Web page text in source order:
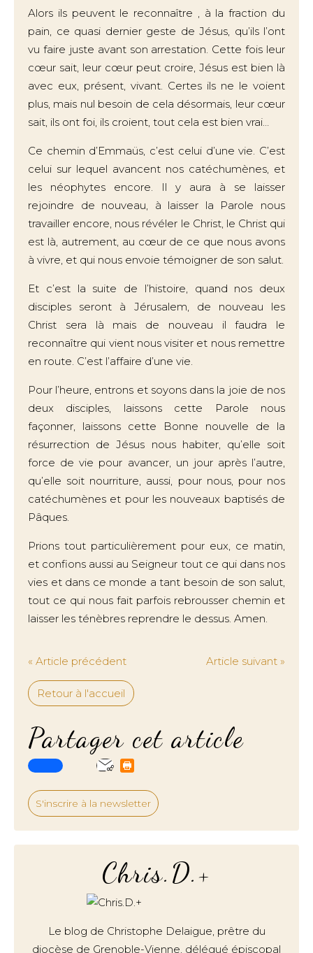
Alors ils peuvent le reconnaître , à la fraction du
pain, ce quasi dernier geste de Jésus, qu’ils l’ont
vu faire juste avant son arrestation. Cette fois leur
cœur sait, leur cœur peut croire, Jésus est bien là
avec eux, présent, vivant. Certes ils ne le voient
plus, mais nul besoin de cela désormais, leur cœur
sait, ils ont foi, ils croient, tout cela est bien vrai…
Ce chemin d’Emmaüs, c’est celui d’une vie. C’est
celui sur lequel avancent nos catéchumènes, et
les néophytes encore. Il y aura à se laisser
rejoindre de nouveau, à laisser la Parole nous
travailler encore, nous révéler le Christ, le Christ qui
est là, autrement, au cœur de ce que nous avons
à vivre, et qui nous envoie témoigner de son salut.
Et c’est la suite de l’histoire, quand nos deux
disciples seront à Jérusalem, de nouveau les
Christ sera là mais de nouveau il faudra le
reconnaître qui vient nous visiter et nous remettre
en route. C’est l’affaire d’une vie.
Pour l’heure, entrons et soyons dans la joie de nos
deux disciples, laissons cette Parole nous
façonner, laissons cette Bonne nouvelle de la
résurrection de Jésus nous habiter, qu’elle soit
force de vie pour avancer, un jour après l’autre,
qu’elle soit nourriture, aussi, pour nous, pour nos
catéchumènes et pour les nouveaux baptisés de
Pâques.
Prions tout particulièrement pour eux, ce matin,
et confions aussi au Seigneur tout ce qui dans nos
vies et dans ce monde a tant besoin de son salut,
tout ce qui nous fait parfois rebrousser chemin et
laisser les ténèbres reprendre le dessus. Amen.
« Article précédent Article suivant »
Retour à l'accueil
Partager cet article
S'inscrire à la newsletter
Chris.D.+
Le blog de Christophe Delaigue, prêtre du
diocèse de Grenoble-Vienne, délégué épiscopal